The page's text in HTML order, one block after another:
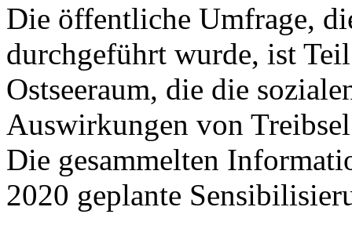
Die öffentliche Umfrage,
durchgeführt wurde, ist
Ostseeraum, die die
Auswirkungen von
Die gesammelten
2020 geplante